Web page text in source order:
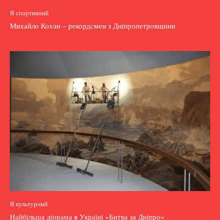
Я спортивний
Михайло Кохан – рекордсмен з Дніпропетровщини
Я культурний
Найбільша діорама в Україні «Битва за Дніпро»